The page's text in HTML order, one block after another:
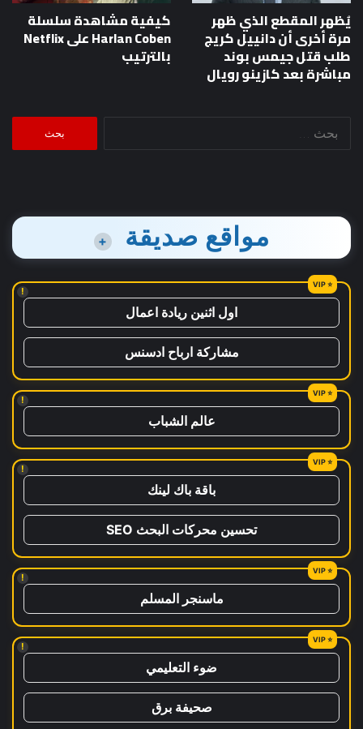
يُظهر المقطع الذي ظهر
مرة أخرى أن دانييل كريج
طلب قتل جيمس بوند
مباشرة بعد كازينو رويال
كيفية مشاهدة سلسلة
Harlan Coben على Netflix
بالترتيب
مواقع صديقة +
!
اول اثنين ريادة اعمال
مشاركة ارباح ادسنس
!
عالم الشباب
!
باقة باك لينك
تحسين محركات البحث SEO
!
ماسنجر المسلم
!
ضوء التعليمي
صحيفة برق